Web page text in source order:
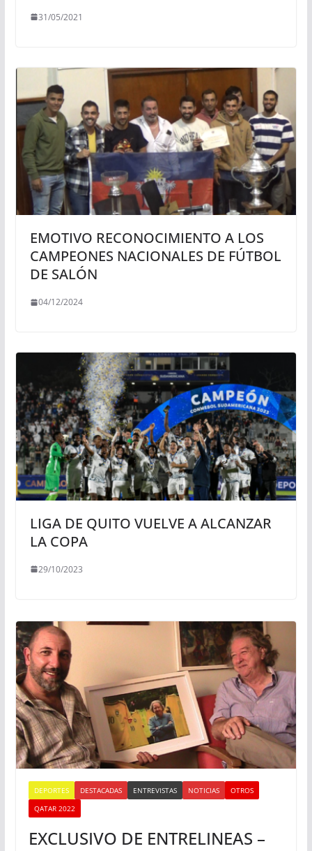
31/05/2021
EMOTIVO RECONOCIMIENTO A LOS
CAMPEONES NACIONALES DE FÚTBOL
DE SALÓN
04/12/2024
LIGA DE QUITO VUELVE A ALCANZAR
LA COPA
29/10/2023
DEPORTES DESTACADAS ENTREVISTAS NOTICIAS
OTROS
QATAR 2022
EXCLUSIVO DE ENTRELINEAS –